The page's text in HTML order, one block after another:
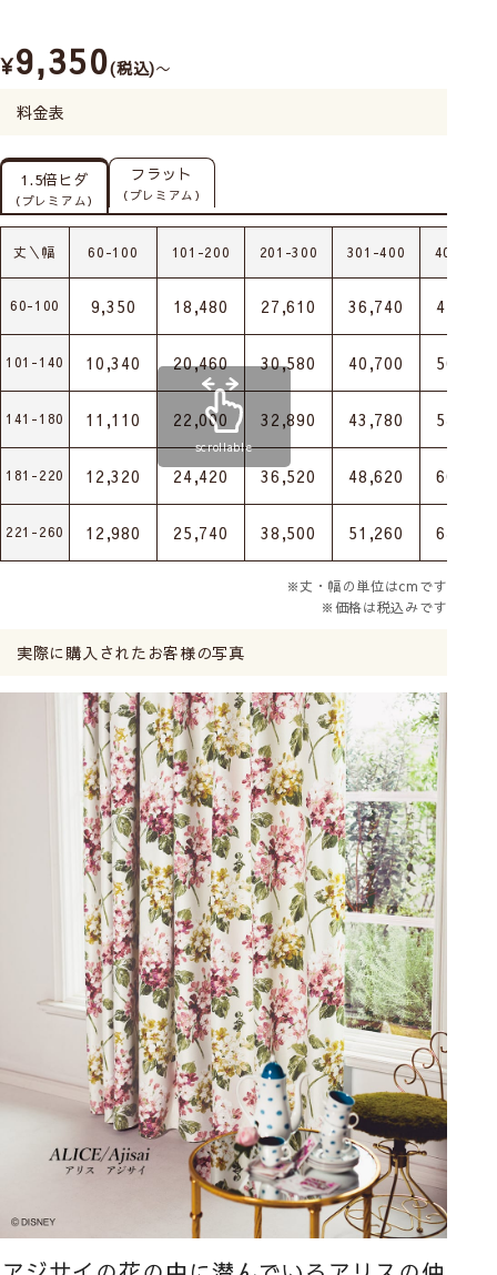
¥9,350 税込 〜
料金表
1.5倍ヒダ
（プレミアム）
フラット
（プレミアム）
丈＼幅 60-100 101-200 201-300 301-400 401-500
60-100 9,350 18,480 27,610 36,740 45,870
101-140 10,340 20,460 30,580 40,700 50,820
141-180 11,110 22,000 32,890 43,780 54,670
181-220 12,320 24,420 36,520 48,620 60,720
221-260 12,980 25,740 38,500 51,260 64,020
scrollable
※丈・幅の単位はcmです
※価格は税込みです
実際に購入されたお客様の写真